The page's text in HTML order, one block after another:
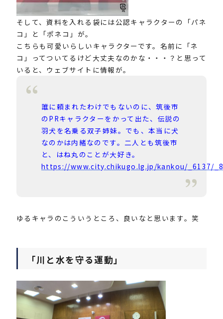
そして、資料を入れる袋には公認キャラクターの「パネ
コ」と「ポネコ」が。
こちらも可愛いらしいキャラクターです。名前に「ネ
コ」ってついてるけど大丈夫なのかな・・・？と思って
いると、ウェブサイトに情報が。
誰に頼まれたわけでもないのに、筑後市
のPRキャラクターをかって出た、伝説の
羽犬を名乗る双子姉妹。でも、本当に犬
なのかは内緒なのです。二人とも筑後市
と、はね丸のことが大好き。
https://www.city.chikugo.lg.jp/kankou/_6137/
ゆるキャラのこういうところ、良いなと思います。笑
「川と水を守る運動」